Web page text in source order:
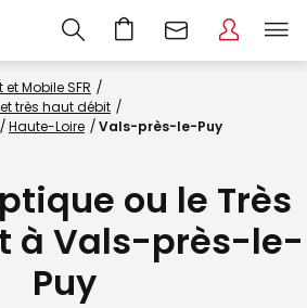
Mobile SFR
très haut débit
Haute-Loire Vals-près-le-Puy
ou le Très
à Vals-près-le-
Puy